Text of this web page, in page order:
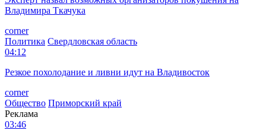
Владимира Ткачука
corner
Политика Свердловская область
04:12
Резкое похолодание и ливни идут на Владивосток
corner
Общество Приморский край
Реклама
03:46